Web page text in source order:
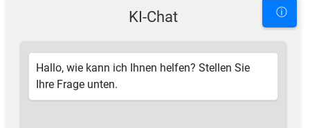
KI-Chat ⓘ
Hallo, wie kann ich Ihnen helfen? Stellen Sie
Ihre Frage unten.